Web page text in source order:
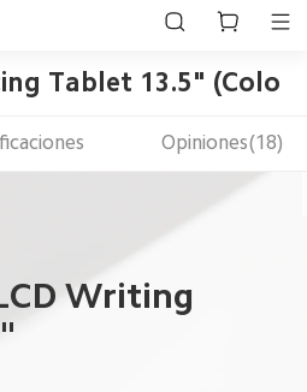
Tablet 13.5" (Color
Opiniones(18)
Writing